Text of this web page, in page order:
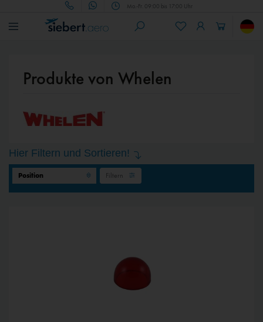
Mo.-Fr. 09:00 bis 17:00 Uhr
Produkte von Whelen
Hier Filtern und Sortieren!
Filtern